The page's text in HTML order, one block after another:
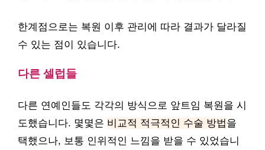
한계점으로는 복원 이후 관리에 따라 결과가 달라질
수 있는 점이 있습니다.
다른 셀럽들
다른 연예인들도 각각의 방식으로 앞트임 복원을 시
도했습니다. 몇몇은 비교적 적극적인 수술 방법을
택했으나, 보통 인위적인 느낌을 받을 수 있었습니